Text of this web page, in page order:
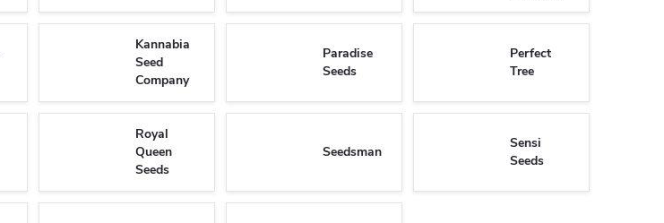
Kannabia
Seed
Company
Paradise
Seeds
Perfect
Tree
Royal
Queen
Seeds
Seedsman
Sensi
Seeds